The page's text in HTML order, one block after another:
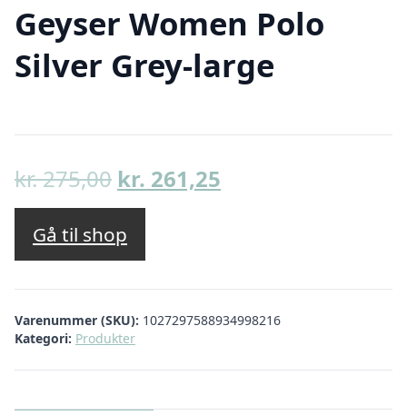
Geyser Women Polo
Silver Grey-large
kr.275,00 Den
oprindelige
pris
var:
kr. 275,00.
kr. 261,25
kr. 261,25.
Gå til shop
Varenummer (SKU): 1027297588934998216
Kategori: Produkter